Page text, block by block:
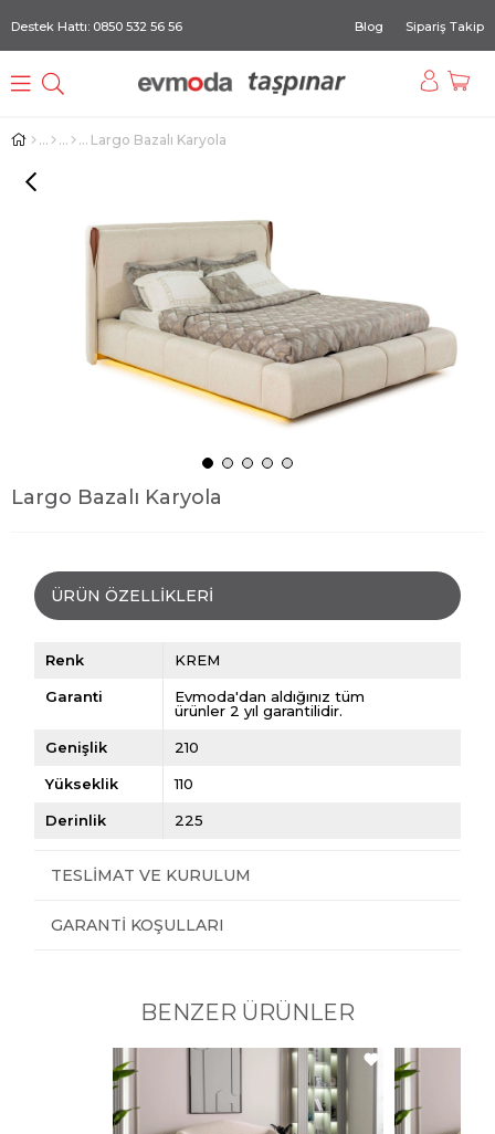
Destek Hattı: 0850 532 56 56 Blog Sipariş Takip
Largo Bazalı Karyola
Largo Bazalı Karyola
ÜRÜN ÖZELLIKLERI
Renk KREM
Garanti
Evmoda'dan aldığınız tüm
ürünler 2 yıl garantilidir.
Genişlik 210
Yükseklik 110
Derinlik 225
TESLIMAT VE KURULUM
GARANTI KOŞULLARI
BENZER ÜRÜNLER